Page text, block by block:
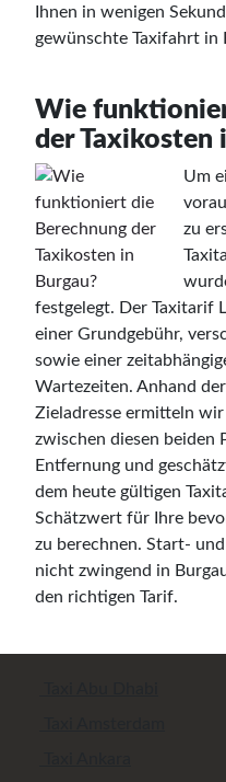
Ihnen in wenigen
gewünschte Taxifahrt in
Wie
der Taxikosten
Um
zu
festgelegt. Der Taxitarif
einer Grundgebühr,
sowie einer
Wartezeiten. Anhand
Zieladresse ermitteln
zwischen diesen beiden
Entfernung und
dem heute gültigen
Schätzwert für Ihre
zu berechnen. Start-
nicht zwingend in
den richtigen Tarif.